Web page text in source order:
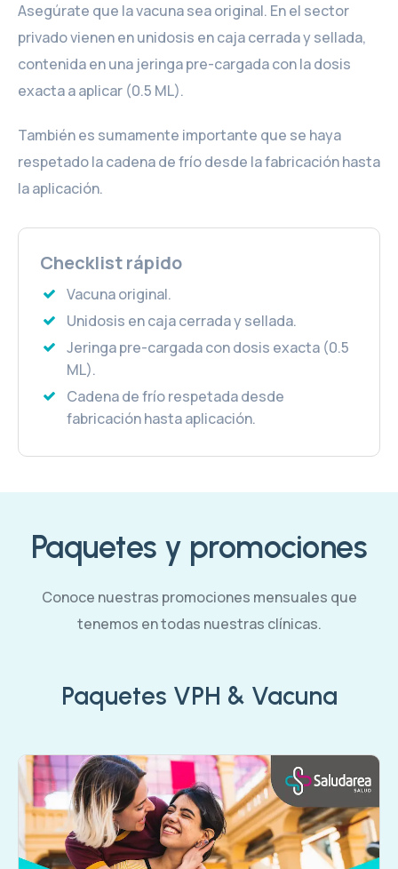
Asegúrate que la vacuna sea original. En el sector
privado vienen en unidosis en caja cerrada y sellada,
contenida en una jeringa pre-cargada con la dosis
exacta a aplicar (0.5 ML).
También es sumamente importante que se haya
respetado la cadena de frío desde la fabricación hasta
la aplicación.
Checklist rápido
Vacuna original.
Unidosis en caja cerrada y sellada.
Jeringa pre-cargada con dosis exacta (0.5
ML).
Cadena de frío respetada desde
fabricación hasta aplicación.
Paquetes y promociones
Conoce nuestras promociones mensuales que
tenemos en todas nuestras clínicas.
Paquetes VPH & Vacuna